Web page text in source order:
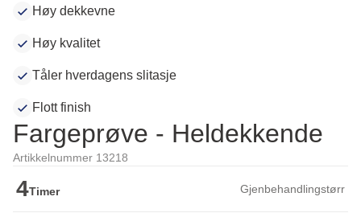
Høy dekkevne
Høy kvalitet
Tåler hverdagens slitasje
Flott finish
Fargeprøve - Heldekkende
Artikkelnummer 13218
4Timer Gjenbehandlingstørr